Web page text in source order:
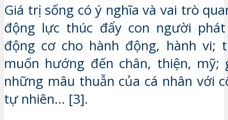
Giá trị sống có ý nghĩa và vai trò
động lực thúc đẩy con người
động cơ cho hành động, hành vi;
muốn hướng đến chân, thiện, mỹ;
những mâu thuẫn của cá nhân với
tự nhiên… [3].